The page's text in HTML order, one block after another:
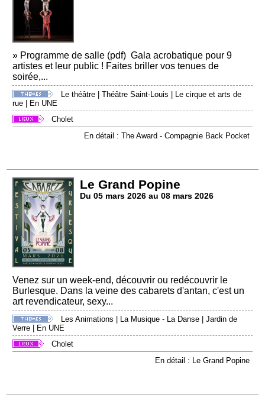
» Programme de salle (pdf) Gala acrobatique pour 9
artistes et leur public ! Faites briller vos tenues de
soirée,...
Le théâtre |Théâtre Saint-Louis
Le cirque et arts de
rue
En UNE
Cholet
En détail : The Award - Compagnie Back Pocket
Le Grand Popine
Du 05 mars 2026 au 08 mars 2026
Venez sur un week-end, découvrir ou redécouvrir le
Burlesque. Dans la veine des cabarets d'antan, c'est un
art revendicateur, sexy...
Les Animations | La Musique - La Danse |Jardin de
Verre | En UNE
Cholet
En détail : Le Grand Popine